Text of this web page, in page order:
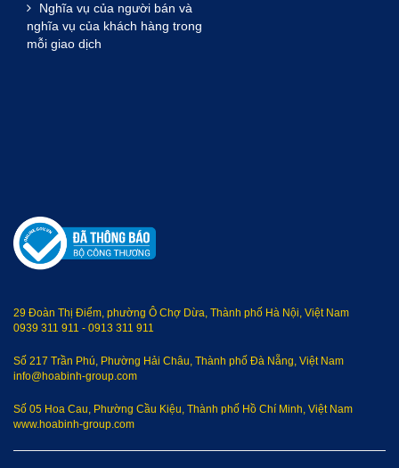
Nghĩa vụ của người bán và
nghĩa vụ của khách hàng trong
mỗi giao dịch
29 Đoàn Thị Điểm, phường Ô Chợ Dừa, Thành phố Hà Nội, Việt Nam
0939 311 911 - 0913 311 911
Số 217 Trần Phú, Phường Hải Châu, Thành phố Đà Nẵng, Việt Nam
info@hoabinh-group.com
Số 05 Hoa Cau, Phường Cầu Kiệu, Thành phố Hồ Chí Minh, Việt Nam
www.hoabinh-group.com